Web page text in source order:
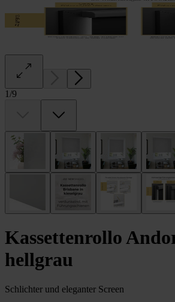
1/9
Kassettenrollo
hellgrau
Schlichter und eleganter Screen